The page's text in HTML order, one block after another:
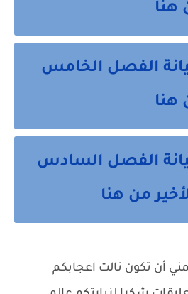
هنا
الفصل الخامس
هنا
الفصل السادس
من هنا
أن تكون نالت اعجابكم